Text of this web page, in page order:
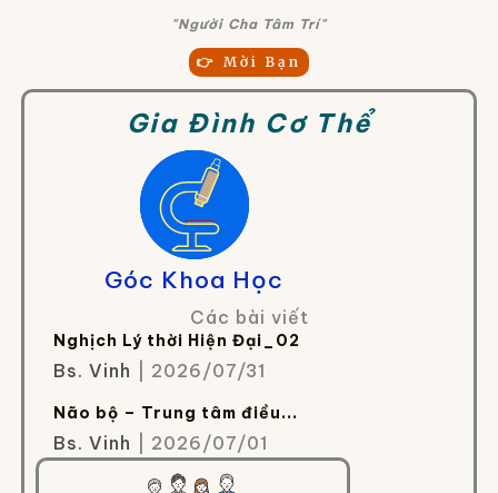
"Người Cha Tâm Trí"
👉 Mời Bạn
Gia Đình Cơ Thể
Góc Khoa Học
Các bài viết
Nghịch Lý thời Hiện Đại_02
Bs. Vinh | 2026/07/31
Não bộ – Trung tâm điều...
Bs. Vinh | 2026/07/01